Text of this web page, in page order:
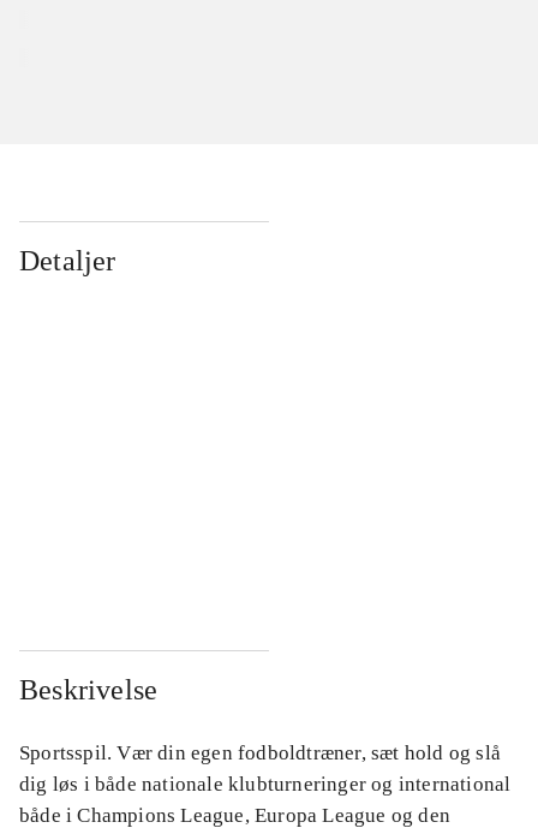
Detaljer
Beskrivelse
Sportsspil. Vær din egen fodboldtræner, sæt hold og slå
dig løs i både nationale klubturneringer og international
både i Champions League, Europa League og den